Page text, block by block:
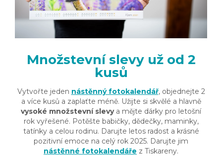
Množstevní slevy už od 2
kusů
Vytvořte jeden nástěnný fotokalendář, objednejte 2
a více kusů a zaplaťte méně. Užijte si skvělé a hlavně
vysoké množstevní slevya mějte dárky pro letošní
rok vyřešené. Potěšte babičky, dědečky, maminky,
tatínky a celou rodinu. Darujte letos radost a krásné
pozitivní emoce na celý rok 2025. Darujte jim
nástěnné fotokalendáře z Tiskareny.